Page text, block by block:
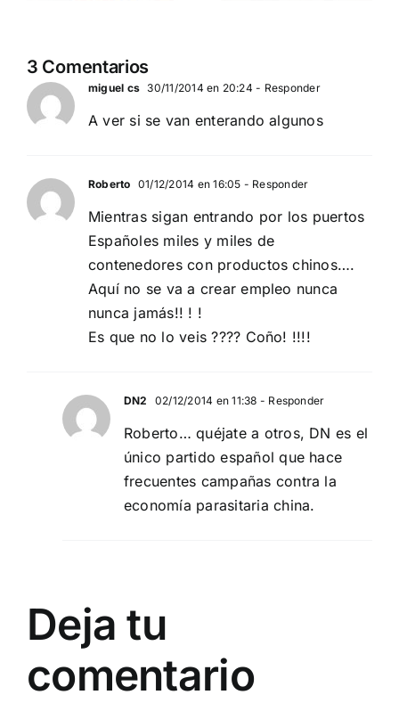
EN BARCELONA
3 Comentarios
miguel cs 30/11/2014 en 20:24 - Responder
A ver si se van enterando algunos
Roberto 01/12/2014 en 16:05 - Responder
Mientras sigan entrando por los puertos
Españoles miles y miles de
contenedores con productos chinos….
Aquí no se va a crear empleo nunca
nunca jamás!! ! !
Es que no lo veis ???? Coño! !!!!
DN2 02/12/2014 en 11:38 - Responder
Roberto… quéjate a otros, DN es el
único partido español que hace
frecuentes campañas contra la
economía parasitaria china.
Deja tu
comentario